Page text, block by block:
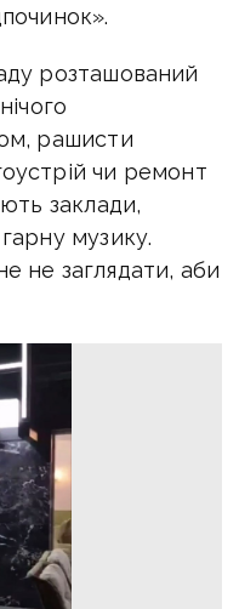
розташований
рашисти
чи ремонт
заклади,
музику.
не заглядати, аби